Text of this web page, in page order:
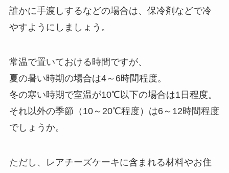
誰かに手渡しするなどの場合は、保冷剤などで冷
やすようにしましょう。
常温で置いておける時間ですが、
夏の暑い時期の場合は4～6時間程度。
冬の寒い時期で室温が10℃以下の場合は1日程度。
それ以外の季節（10～20℃程度）は6～12時間程度
でしょうか。
ただし、レアチーズケーキに含まれる材料やお住